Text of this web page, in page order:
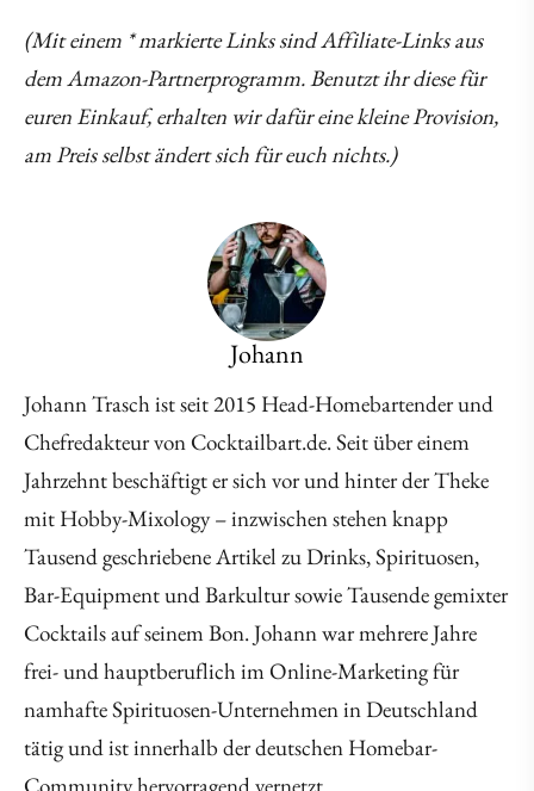
(Mit einem * markierte Links sind Affiliate-Links aus
dem Amazon-Partnerprogramm. Benutzt ihr diese für
euren Einkauf, erhalten wir dafür eine kleine Provision,
am Preis selbst ändert sich für euch nichts.)
Johann
Johann Trasch ist seit 2015 Head-Homebartender und
Chefredakteur von Cocktailbart.de. Seit über einem
Jahrzehnt beschäftigt er sich vor und hinter der Theke
mit Hobby-Mixology – inzwischen stehen knapp
Tausend geschriebene Artikel zu Drinks, Spirituosen,
Bar-Equipment und Barkultur sowie Tausende gemixter
Cocktails auf seinem Bon. Johann war mehrere Jahre
frei- und hauptberuflich im Online-Marketing für
namhafte Spirituosen-Unternehmen in Deutschland
tätig und ist innerhalb der deutschen Homebar-